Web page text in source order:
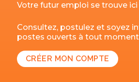
Votre futur emploi se trouve ici
Consultez, postulez et soyez
postes ouverts à tout
CRÉER MON COMPTE